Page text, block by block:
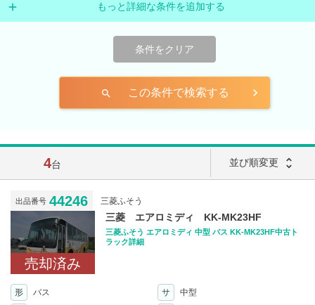
もっと詳細な条件を追加する
条件をクリア
search この条件で検索する
4台 並び順変更 unfold_more
出品番号 44246 三菱ふそう
売却済み
三菱 エアロミディ KK-MK23HF
三菱ふそう エアロミディ 中型 バス KK-MK23HF中古ト
ラック詳細
形 バス サ
中型